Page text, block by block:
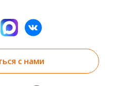
с нами